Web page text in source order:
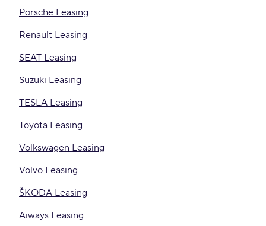
Porsche Leasing
Renault Leasing
SEAT Leasing
Suzuki Leasing
TESLA Leasing
Toyota Leasing
Volkswagen Leasing
Volvo Leasing
ŠKODA Leasing
Aiways Leasing